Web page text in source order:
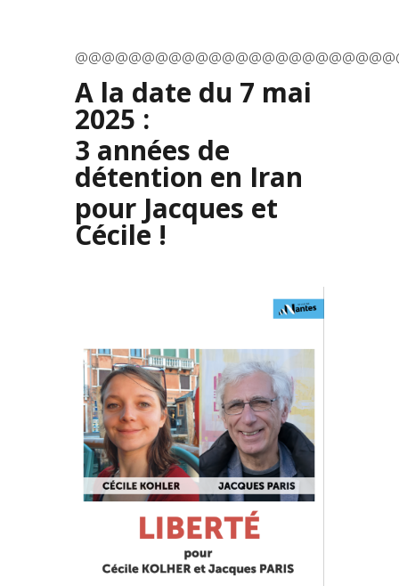
A la date du 7 mai
2025 :
3 années de
détention en Iran
pour Jacques et
Cécile !